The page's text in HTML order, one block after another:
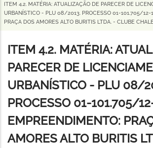
de
navegação
ITEM 4.2. MATÉRIA: ATUALIZAÇÃO DE PARECER DE
URBANÍSTICO - PLU 08/2013. PROCESSO 01-101.705/12-
PRAÇA DOS AMORES ALTO BURITIS LTDA. - CLUBE
ITEM 4.2. MATÉRIA:
PARECER DE
URBANÍSTICO - PLU 08/
PROCESSO 01-101.705/
EMPREENDIMENTO:
AMORES ALTO BURITIS